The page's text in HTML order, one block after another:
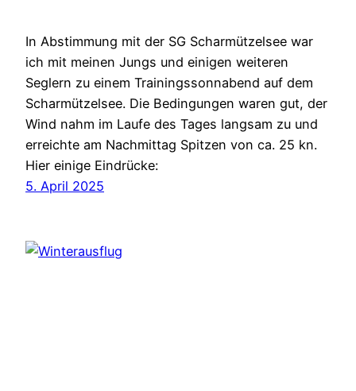
In Abstimmung mit der SG Scharmützelsee war
ich mit meinen Jungs und einigen weiteren
Seglern zu einem Trainingssonnabend auf dem
Scharmützelsee. Die Bedingungen waren gut, der
Wind nahm im Laufe des Tages langsam zu und
erreichte am Nachmittag Spitzen von ca. 25 kn.
Hier einige Eindrücke:
5. April 2025